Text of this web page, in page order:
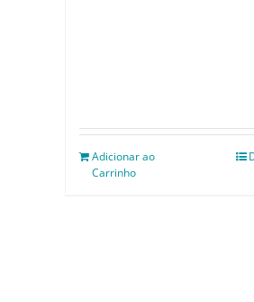
Adicionar ao
Carrinho